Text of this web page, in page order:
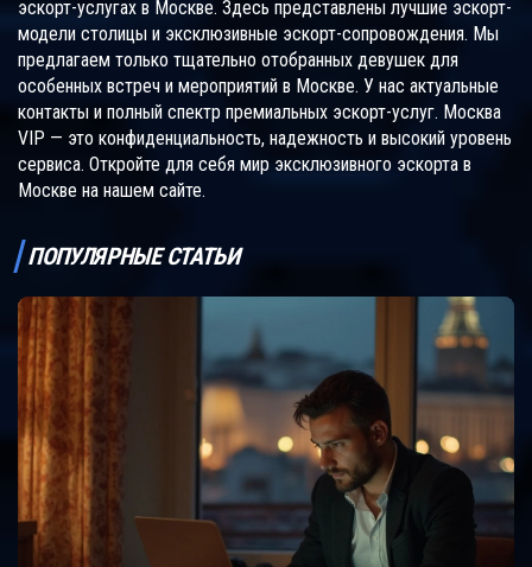
эскорт-услугах в Москве. Здесь представлены лучшие эскорт-
модели столицы и эксклюзивные эскорт-сопровождения. Мы
предлагаем только тщательно отобранных девушек для
особенных встреч и мероприятий в Москве. У нас актуальные
контакты и полный спектр премиальных эскорт-услуг. Москва
VIP — это конфиденциальность, надежность и высокий уровень
сервиса. Откройте для себя мир эксклюзивного эскорта в
Москве на нашем сайте.
ПОПУЛЯРНЫЕ СТАТЬИ